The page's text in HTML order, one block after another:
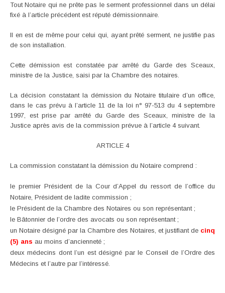
Tout Notaire qui ne prête pas le serment professionnel dans un délai
fixé à l’article précédent est réputé démissionnaire.
Il en est de même pour celui qui, ayant prêté serment, ne justifie pas
de son installation.
Cette démission est constatée par arrêté du Garde des Sceaux,
ministre de la Justice, saisi par la Chambre des notaires.
La décision constatant la démission du Notaire titulaire d’un office,
dans le cas prévu à l’article 11 de la loi n° 97-513 du 4 septembre
1997, est prise par arrêté du Garde des Sceaux, ministre de la
Justice après avis de la commission prévue à l’article 4 suivant.
ARTICLE 4
La commission constatant la démission du Notaire comprend :
le premier Président de la Cour d’Appel du ressort de l’office du
Notaire, Président de ladite commission ;
le Président de la Chambre des Notaires ou son représentant ;
le Bâtonnier de l’ordre des avocats ou son représentant ;
un Notaire désigné par la Chambre des Notaires, et justifiant de cinq
(5) ans au moins d’ancienneté ;
deux médecins dont l’un est désigné par le Conseil de l’Ordre des
Médecins et l’autre par l’intéressé.